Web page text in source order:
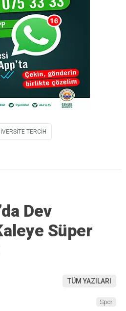
TERCIH
Dev
Süper
TÜM YAZILARI
Spor